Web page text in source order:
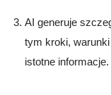
AI generuje
tym kroki,
istotne informacje.